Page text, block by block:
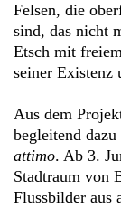
Felsen, die
sind, das nicht
Etsch mit
seiner Existenz
Aus dem
begleitend dazu
attimo. Ab 3.
Stadtraum von
Flussbilder aus